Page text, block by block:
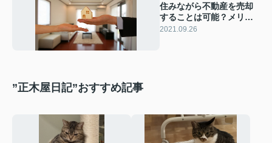
住みながら不動産を売却
することは可能？メリッ
トや注意点を解説！
2021.09.26
”正木屋日記”おすすめ記事